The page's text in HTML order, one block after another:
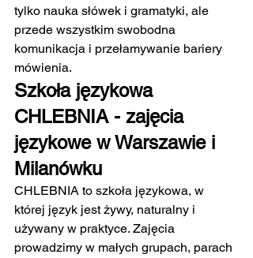
tylko nauka słówek i gramatyki, ale
przede wszystkim swobodna
komunikacja i przełamywanie bariery
mówienia.
Szkoła językowa
CHLEBNIA - zajęcia
językowe w Warszawie i
Milanówku
CHLEBNIA to szkoła językowa, w
której język jest żywy, naturalny i
używany w praktyce. Zajęcia
prowadzimy w małych grupach, parach